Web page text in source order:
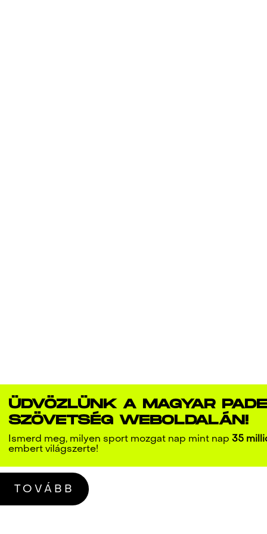
ÜDVÖZLÜNK A MAGYAR
SZÖVETSÉG WEBOLDALÁN!
Ismerd meg, milyen sport mozgat nap mint nap 35
embert világszerte!
TOVÁBB